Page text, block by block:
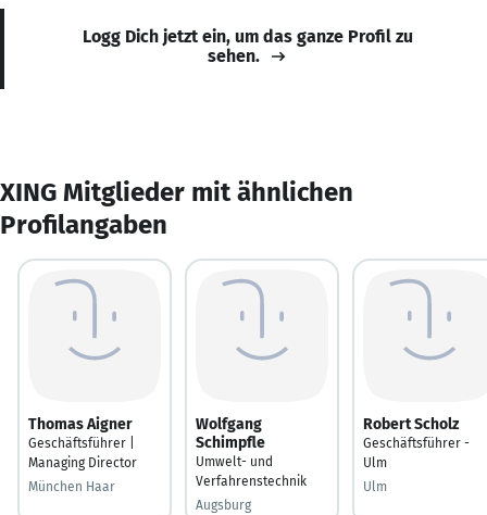
Logg Dich jetzt ein, um das ganze Profil zu
sehen.
XING Mitglieder mit ähnlichen
Profilangaben
Thomas Aigner
Geschäftsführer |
Managing Director
München Haar
Wolfgang
Schimpfle
Umwelt- und
Verfahrenstechnik
Augsburg
Robert Scholz
Geschäftsführer -
Ulm
Ulm